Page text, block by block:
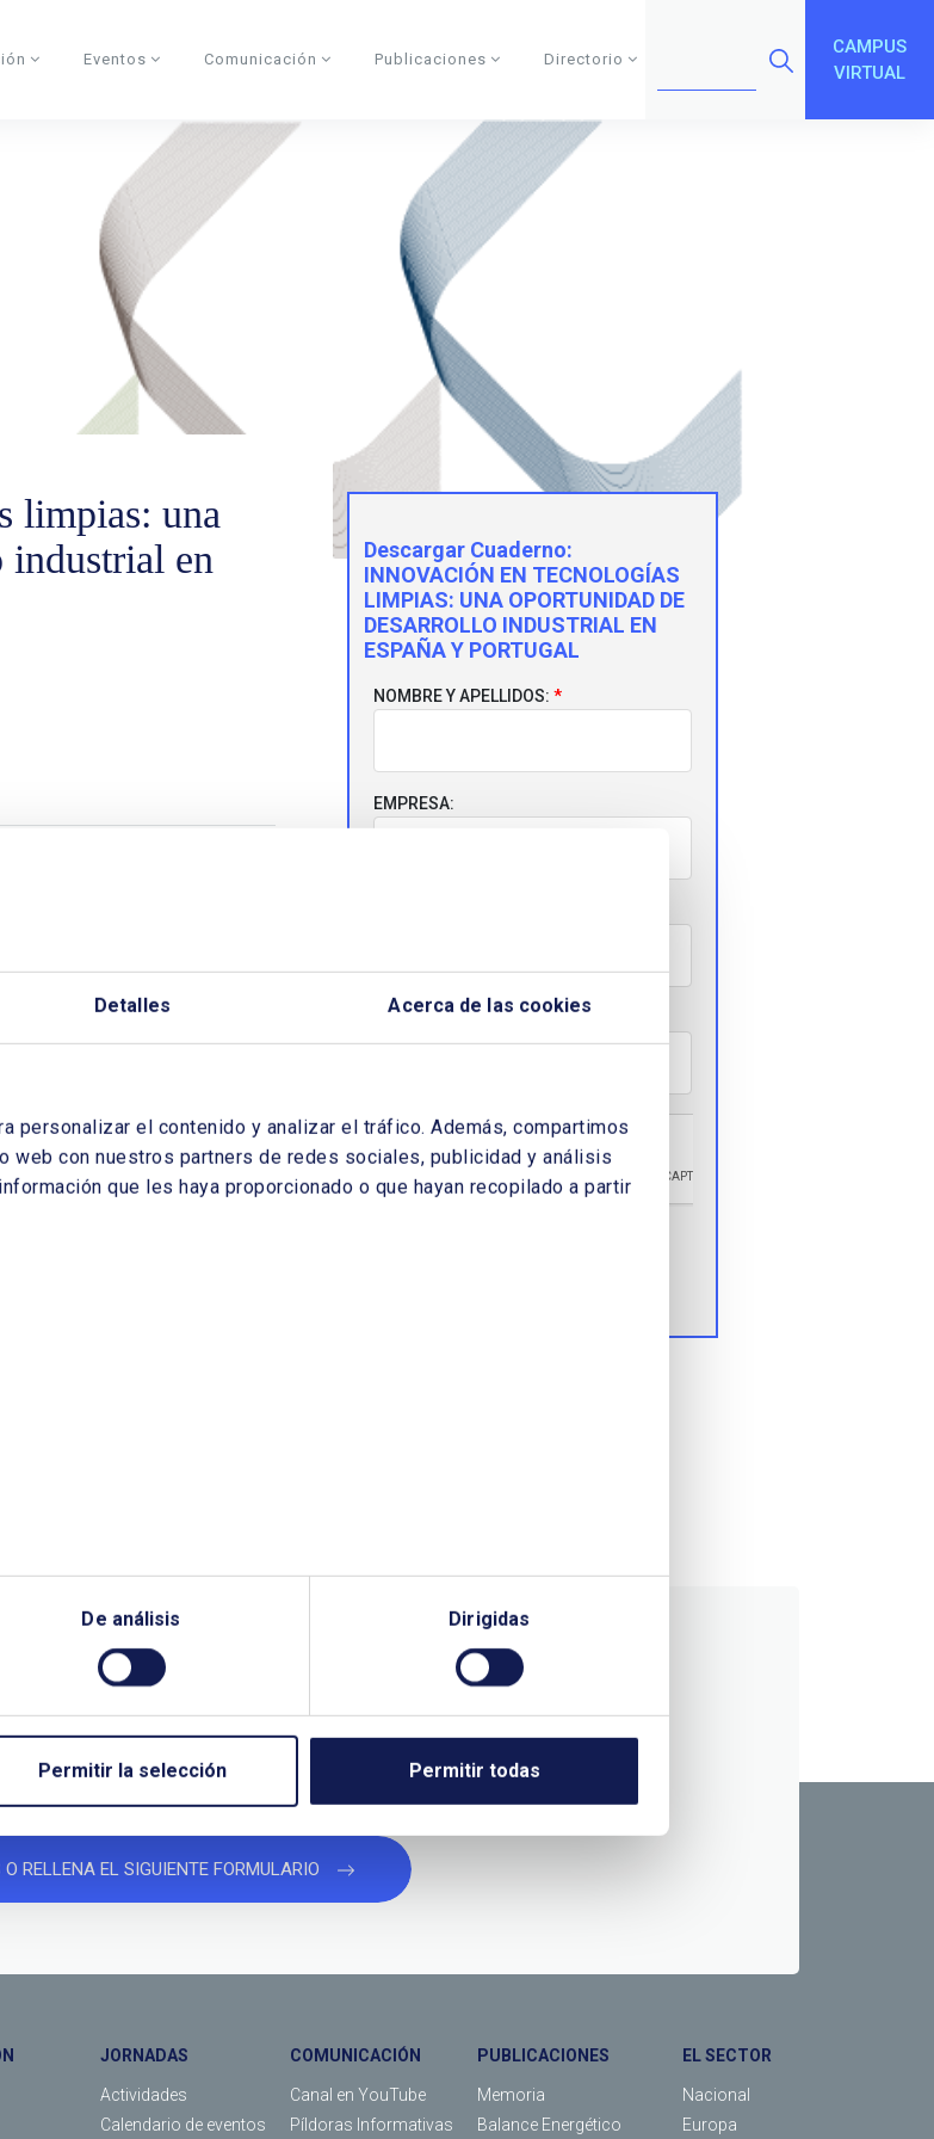
Detalles Acerca de las cookies
personalizar el contenido y analizar el tráfico. Además, compartimos
web con nuestros partners de redes sociales, publicidad y análisis
que les haya proporcionado o que hayan recopilado a partir
De análisis Dirigidas
Permitir la selección Permitir todas
Eventos Comunicación Publicaciones Directorio
CAMPUS
VIRTUAL
limpias: una
industrial en
para acelerar la transición
en torno a los
importancia de trabajar juntos
en 2050.
regiones más prometedoras
para convertirla en un
Descargar Cuaderno:
INNOVACIÓN EN TECNOLOGÍAS
LIMPIAS: UNA OPORTUNIDAD DE
DESARROLLO INDUSTRIAL EN
ESPAÑA Y PORTUGAL
NOMBRE Y APELLIDOS:
EMPRESA:
TELÉFONO:
EN CONTACTO CON NOSOTROS?
NECESITAS MÁS INFORMACIÓN
RELLENA EL SIGUIENTE FORMULARIO
JORNADAS
Actividades
Calendario de eventos
COMUNICACIÓN
Canal en YouTube
Píldoras Informativas
PUBLICACIONES
Memoria
Balance Energético
EL SECTOR
Nacional
Europa